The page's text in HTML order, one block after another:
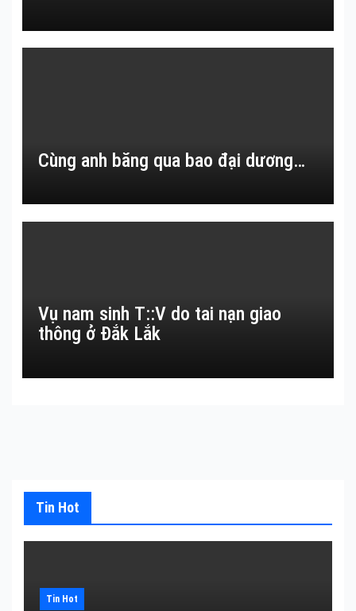
Cùng anh băng qua bao đại dương…
Vụ nam sinh T::V do tai nạn giao
thông ở Đắk Lắk
Tin Hot
Tin Hot